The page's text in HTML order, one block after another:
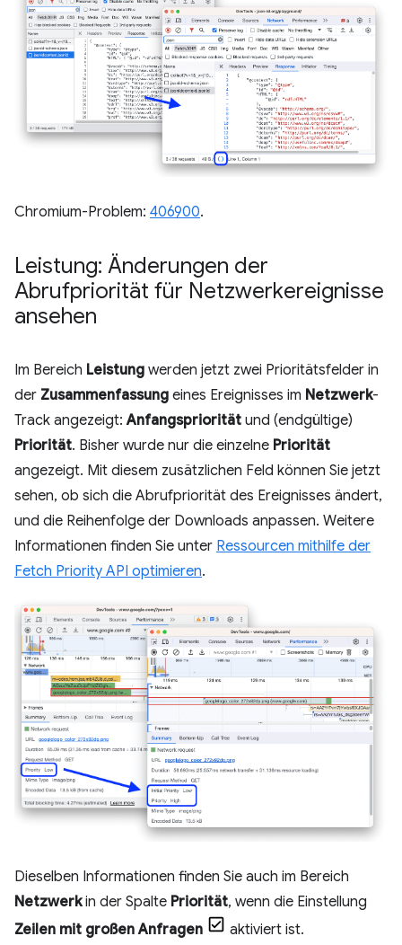
Chromium-Problem: 406900.
Leistung: Änderungen der
Abrufpriorität für Netzwerkereignisse
ansehen
Im Bereich Leistung werden jetzt zwei Prioritätsfelder in
der Zusammenfassung eines Ereignisses im Netzwerk-
Track angezeigt:Anfangspriorität und (endgültige)
Priorität. Bisher wurde nur die einzelne Priorität
angezeigt. Mit diesem zusätzlichen Feld können Sie jetzt
sehen, ob sich die Abrufpriorität des Ereignisses ändert,
und die Reihenfolge der Downloads anpassen. Weitere
Informationen finden Sie unter Ressourcen mithilfe der
Fetch Priority API optimieren.
Dieselben Informationen finden Sie auch im Bereich
Netzwerkin der Spalte Priorität, wenn die Einstellung
Zeilen mit großen Anfragen
aktiviert ist.